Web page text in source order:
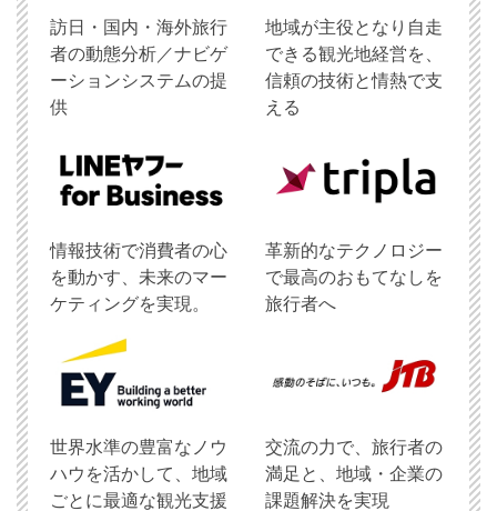
訪日・国内・海外旅行
者の動態分析／ナビゲ
ーションシステムの提
供
地域が主役となり自走
できる観光地経営を、
信頼の技術と情熱で支
える
情報技術で消費者の心
を動かす、未来のマー
ケティングを実現。
革新的なテクノロジー
で最高のおもてなしを
旅行者へ
世界水準の豊富なノウ
ハウを活かして、地域
ごとに最適な観光支援
交流の力で、旅行者の
満足と、地域・企業の
課題解決を実現